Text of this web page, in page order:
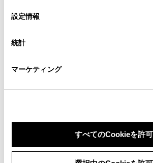
デバイスにすべてのCookie(クッキー)が保
意したことになります。Cookie(クッキー
設定の変更、同意を撤回したりするにあ
「Cookie（クッキー）情報の取り扱いにつ
設定情報
統計
マーケティング
すべてのCookieを許可